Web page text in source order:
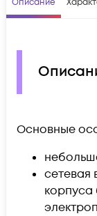
Основные
сетевая
корпуса